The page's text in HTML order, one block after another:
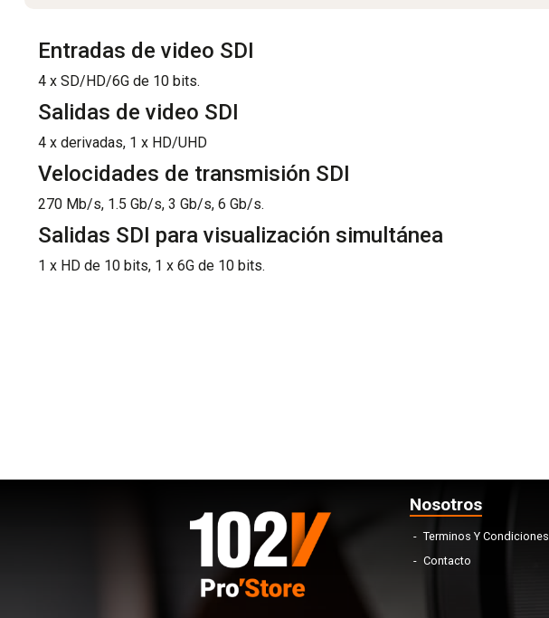
Entradas de video SDI
4 x SD/HD/6G de 10 bits.
Salidas de video SDI
4 x derivadas, 1 x HD/UHD
Velocidades de transmisión SDI
270 Mb/s, 1.5 Gb/s, 3 Gb/s, 6 Gb/s.
Salidas SDI para visualización simultánea
1 x HD de 10 bits, 1 x 6G de 10 bits.
Nosotros
Terminos Y Condiciones
Contacto